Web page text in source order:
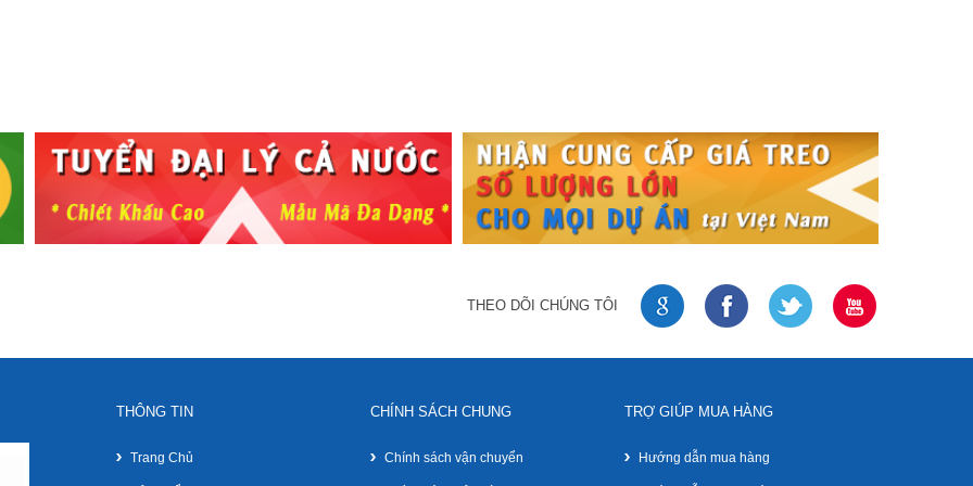
THEO DÕI CHÚNG TÔI
THÔNG TIN
Trang Chủ
CHÍNH SÁCH CHUNG
Chính sách vận chuyển
TRỢ GIÚP MUA HÀNG
Hướng dẫn mua hàng